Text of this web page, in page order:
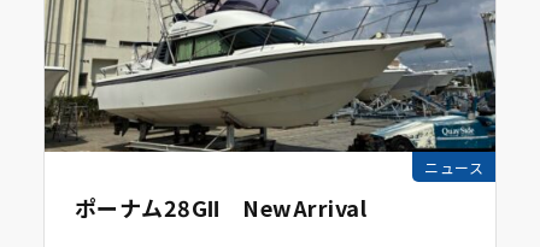
ニュース
ポーナム28GⅡ NewArrival